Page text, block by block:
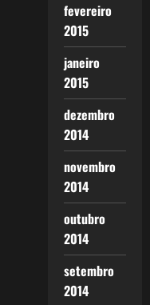
fevereiro
2015
janeiro
2015
dezembro
2014
novembro
2014
outubro
2014
setembro
2014